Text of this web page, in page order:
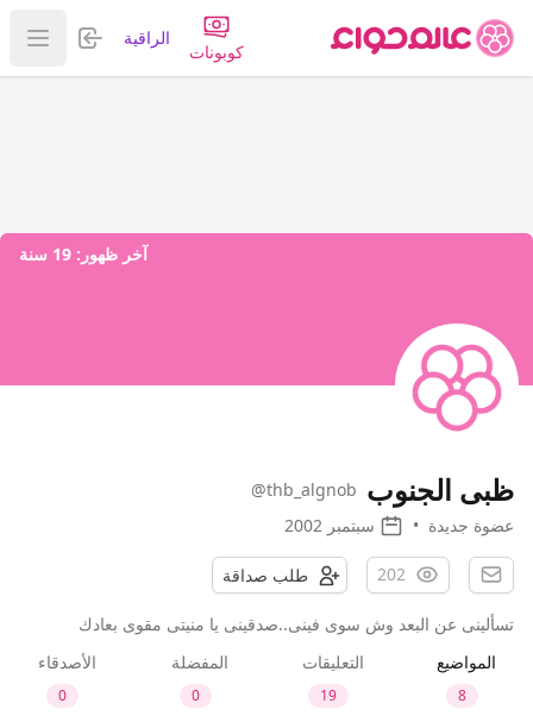
كوبونات
الراقية تسجيل
عرض
آخر ظهور: 19 سنة
ظبى الجنوب @thb_algnob
عضوة جديدة • سبتمبر 2002
202 طلب صداقة
تسألينى عن البعد وش سوى فينى..صدقينى يا منيتى مقوى بعادك
المواضيع
8
التعليقات
19
المفضلة
0
الأصدقاء
0